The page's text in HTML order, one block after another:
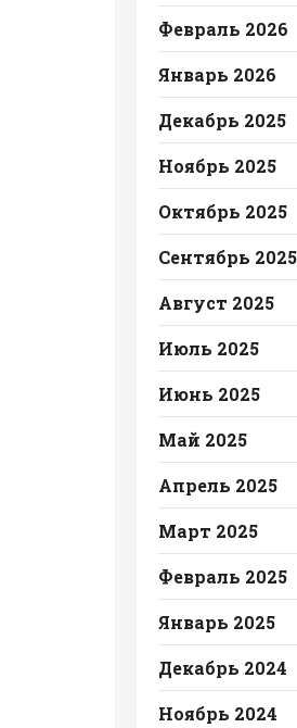
Февраль 2026
Январь 2026
Декабрь 2025
Ноябрь 2025
Октябрь 2025
Сентябрь 2025
Август 2025
Июль 2025
Июнь 2025
Май 2025
Апрель 2025
Март 2025
Февраль 2025
Январь 2025
Декабрь 2024
Ноябрь 2024